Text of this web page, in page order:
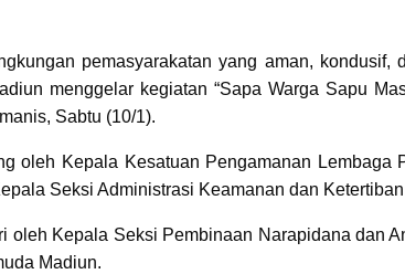
pemasyarakatan yang aman, kondusif,
menggelar kegiatan “Sapa Warga Sapu
Sabtu (10/1).
oleh Kepala Kesatuan Pengamanan Lembaga
Seksi Administrasi Keamanan dan
oleh Kepala Seksi Pembinaan Narapidana dan
Madiun.